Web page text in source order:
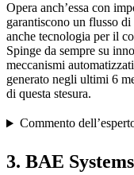
Opera anch’essa con
garantiscono un flusso
anche tecnologia per il
Spinge da sempre su
meccanismi
generato negli ultimi 6
di questa stesura.
Commento
3. BAE Systems